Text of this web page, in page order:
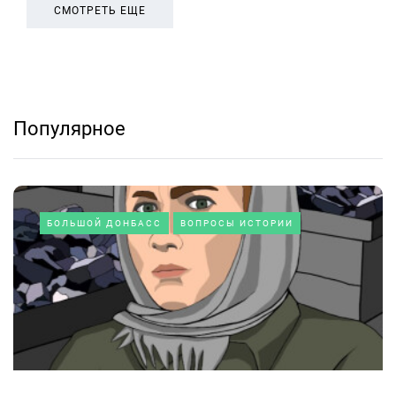
СМОТРЕТЬ ЕЩЕ
Популярное
БОЛЬШОЙ ДОНБАСС ВОПРОСЫ ИСТОРИИ